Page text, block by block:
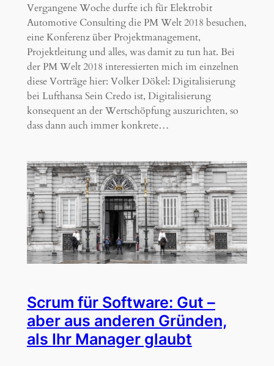
Vergangene Woche durfte ich für Elektrobit
Automotive Consulting die PM Welt 2018 besuchen,
eine Konferenz über Projektmanagement,
Projektleitung und alles, was damit zu tun hat. Bei
der PM Welt 2018 interessierten mich im einzelnen
diese Vorträge hier: Volker Dökel: Digitalisierung
bei Lufthansa Sein Credo ist, Digitalisierung
konsequent an der Wertschöpfung auszurichten, so
dass dann auch immer konkrete…
Scrum für Software: Gut –
aber aus anderen Gründen,
als Ihr Manager glaubt